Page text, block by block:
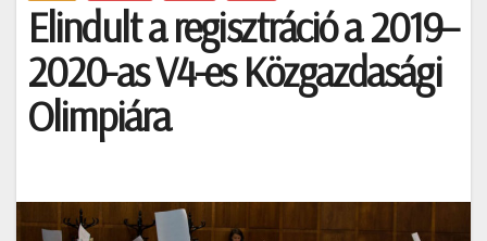
Elindult a regisztráció a 2019–
2020-as V4-es Közgazdasági
Olimpiára